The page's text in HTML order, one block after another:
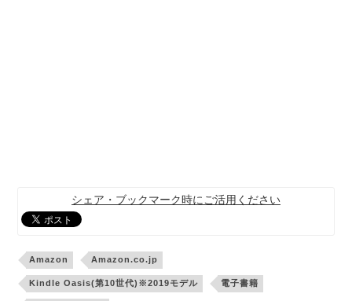
シェア・ブックマーク時にご活用ください
Amazon Amazon.co.jp
Kindle Oasis(第10世代)※2019モデル 電子書籍